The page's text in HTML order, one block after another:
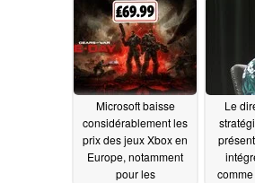
quant
Microsoft baisse
considérablement les
prix des jeux Xbox en
Europe, notamment
pour les
Le